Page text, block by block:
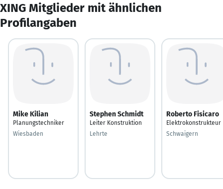
XING Mitglieder mit ähnlichen
Profilangaben
Mike Kilian
Planungstechniker
Wiesbaden
Stephen Schmidt
Leiter Konstruktion
Lehrte
Roberto Fisicaro
Elektrokonstrukteur
Schwaigern